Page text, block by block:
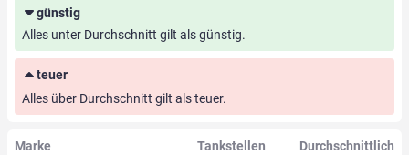
günstig
Alles unter Durchschnitt gilt als günstig.
teuer
Alles über Durchschnitt gilt als teuer.
Marke Tankstellen Durchschnittlich